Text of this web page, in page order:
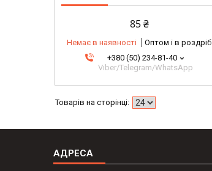
85 ₴
Немає в наявності
Оптом і в роздріб
+380 (50) 234-81-40
Viber/Telegram/WhatsApp